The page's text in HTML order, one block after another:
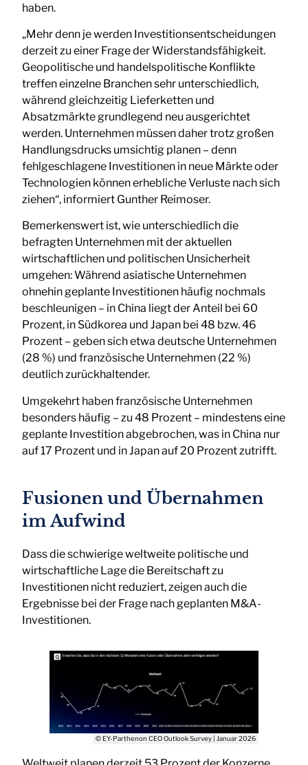
haben.
„Mehr denn je werden Investitionsentscheidungen
derzeit zu einer Frage der Widerstandsfähigkeit.
Geopolitische und handelspolitische Konflikte
treffen einzelne Branchen sehr unterschiedlich,
während gleichzeitig Lieferketten und
Absatzmärkte grundlegend neu ausgerichtet
werden. Unternehmen müssen daher trotz großen
Handlungsdrucks umsichtig planen – denn
fehlgeschlagene Investitionen in neue Märkte oder
Technologien können erhebliche Verluste nach sich
ziehen“, informiert Gunther Reimoser.
Bemerkenswert ist, wie unterschiedlich die
befragten Unternehmen mit der aktuellen
wirtschaftlichen und politischen Unsicherheit
umgehen: Während asiatische Unternehmen
ohnehin geplante Investitionen häufig nochmals
beschleunigen – in China liegt der Anteil bei 60
Prozent, in Südkorea und Japan bei 48 bzw. 46
Prozent – geben sich etwa deutsche Unternehmen
(28 %) und französische Unternehmen (22 %)
deutlich zurückhaltender.
Umgekehrt haben französische Unternehmen
besonders häufig – zu 48 Prozent – mindestens eine
geplante Investition abgebrochen, was in China nur
auf 17 Prozent und in Japan auf 20 Prozent zutrifft.
Fusionen und Übernahmen
im Aufwind
Dass die schwierige weltweite politische und
wirtschaftliche Lage die Bereitschaft zu
Investitionen nicht reduziert, zeigen auch die
Ergebnisse bei der Frage nach geplanten M&A-
Investitionen.
© EY-Parthenon CEO Outlook Survey | Januar 2026